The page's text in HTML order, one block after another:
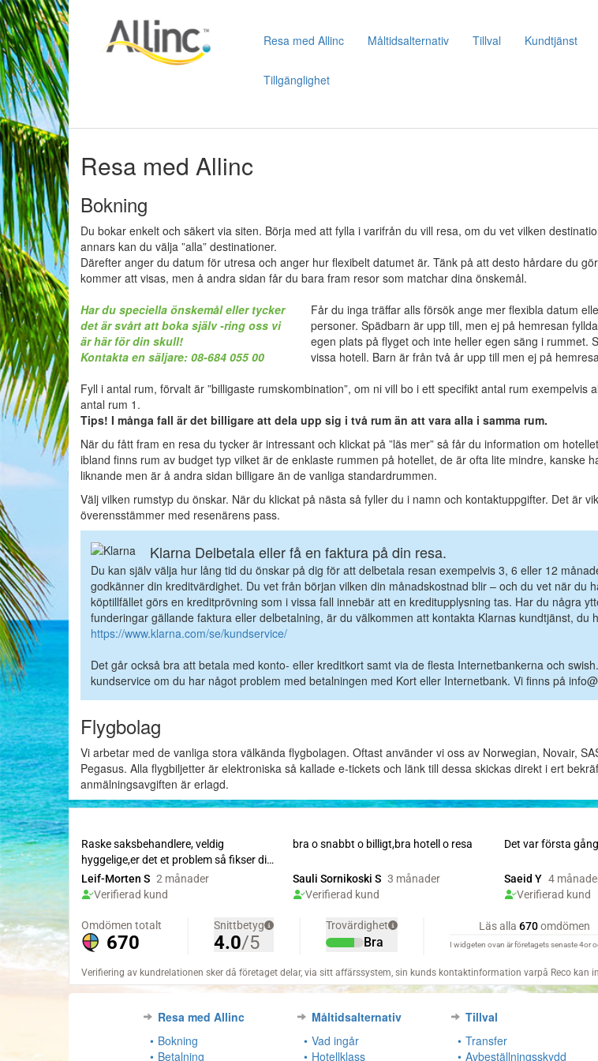
Resa med Allinc Måltidsalternativ Tillval Kundtjänst
Tillgänglighet
Resa med Allinc
Bokning
Du bokar enkelt och säkert via siten. Börja med att fylla i varifrån du vill resa, om du vet vilken
annars kan du välja ”alla” destinationer.
Därefter anger du datum för utresa och anger hur flexibelt datumet är. Tänk på att desto hårdare du
kommer att visas, men å andra sidan får du bara fram resor som matchar dina önskemål.
Har du speciella önskemål eller tycker
det är svårt att boka själv -ring oss vi
är här för din skull!
Kontakta en säljare: 08-684 055 00
Får du inga träffar alls försök ange mer flexibla datum
personer. Spädbarn är upp till, men ej på hemresan
egen plats på flyget och inte heller egen säng i rummet.
vissa hotell. Barn är från två år upp till men ej på
Fyll i antal rum, förvalt är ”billigaste rumskombination”, om ni vill bo i ett specifikt antal rum exempelvis
antal rum 1.
Tips! I många fall är det billigare att dela upp sig i två rum än att vara alla i samma rum.
När du fått fram en resa du tycker är intressant och klickat på ”läs mer” så får du information om
ibland finns rum av budget typ vilket är de enklaste rummen på hotellet, de är ofta lite mindre, kanske
liknande men är å andra sidan billigare än de vanliga standardrummen.
Välj vilken rumstyp du önskar. När du klickat på nästa så fyller du i namn och kontaktuppgifter. Det är
överensstämmer med resenärens pass.
Klarna Delbetala eller få en faktura på din resa.
Du kan själv välja hur lång tid du önskar på dig för att delbetala resan exempelvis 3, 6 eller 12
godkänner din kreditvärdighet. Du vet från början vilken din månadskostnad blir – och du vet när du
köptillfället görs en kreditprövning som i vissa fall innebär att en kreditupplysning tas. Har du några
funderingar gällande faktura eller delbetalning, är du välkommen att kontakta Klarnas kundtjänst, du
https://www.klarna.com/se/kundservice/
Det går också bra att betala med konto- eller kreditkort samt via de flesta Internetbankerna och
kundservice om du har något problem med betalningen med Kort eller Internetbank. Vi finns på
Flygbolag
Vi arbetar med de vanliga stora välkända flygbolagen. Oftast använder vi oss av Norwegian, Novair,
Pegasus. Alla flygbiljetter är elektroniska så kallade e-tickets och länk till dessa skickas direkt i ert
anmälningsavgiften är erlagd.
Resa med Allinc
Bokning
Betalning
Måltidsalternativ
Vad ingår
Hotellklass
Tillval
Transfer
Avbeställningsskydd